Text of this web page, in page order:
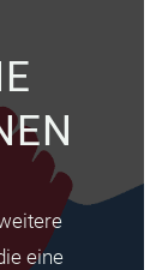
eine